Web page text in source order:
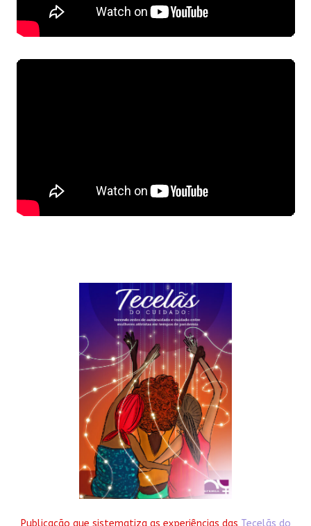
Publicação que sistematiza as experiências das Tecelãs do